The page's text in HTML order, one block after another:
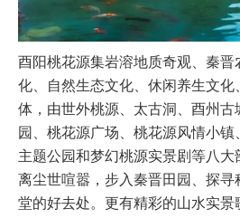
酉阳桃花源集岩溶地质奇观、秦
化、自然生态文化、休闲养生文化
体，由世外桃源、太古洞、酉州古
园、桃花源广场、桃花源风情小
主题公园和梦幻桃源实景剧等八
离尘世喧嚣，步入秦晋田园、探
堂的好去处。更有精彩的山水实景